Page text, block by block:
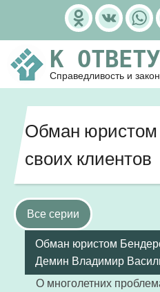
основному
содержанию
VK
К ОТВЕТУ
Справедливость и закон
Обман
своих клиентов
Все серии
Обман юристом
Демин Владимир
О многолетних